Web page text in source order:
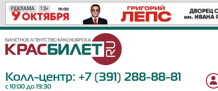
РЕКЛАМА 12+
РЕКЛАМА 12+
РЕКЛАМА 12+
РЕКЛАМА 16+
РЕКЛАМА 6+
РЕКЛАМА 0+
РЕКЛАМА 6+
РЕКЛАМА 12+
РЕКЛАМА 12+
РЕКЛАМА 6+
РЕКЛАМА 12+
РЕКЛАМА 16+
РЕКЛАМА 6+
РЕКЛАМА 12+
РЕКЛАМА 18+
РЕКЛАМА 6+
РЕКЛАМА 6+
РЕКЛАМА 12+
РЕКЛАМА 12+
Колл-центр: +7 (391) 288-88-81
с 10:00 до 19:30